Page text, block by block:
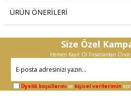
ÜRÜN ÖNERILERI
Size Özel
Hemen Kayıt Ol Fırsatlardan
Üyelik koşullarını ve kişisel verilerimin